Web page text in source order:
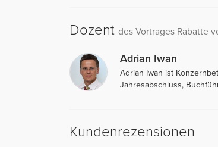
Dozent des Vortrages Rabatte
Adrian Iwan
Adrian Iwan ist
Jahresabschluss,
Kundenrezensionen